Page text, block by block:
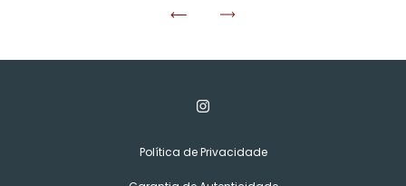
Política de Privacidade